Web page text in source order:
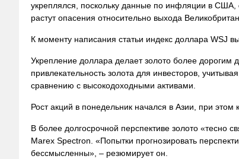
укреплялся, поскольку данные по инфляции в
растут опасения относительно выхода
К моменту написания статьи индекс доллара WSJ
Укрепление доллара делает золото более дорогим
привлекательность золота для инвесторов,
сравнению с высокодоходными активами.
Рост акций в понедельник начался в Азии, при
В более долгосрочной перспективе золото «тесно
Marex Spectron. «Попытки прогнозировать
бессмысленны», – резюмирует он.